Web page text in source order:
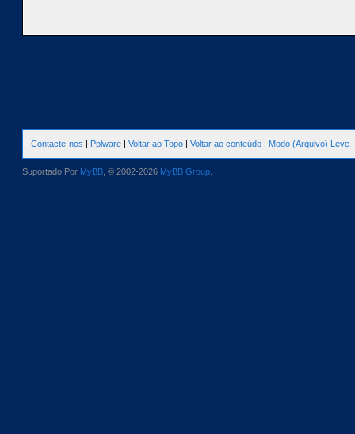
Contacte-nos | Pplware | Voltar ao Topo | Voltar ao conteúdo | Modo (Arquivo) Leve
Suportado Por MyBB , © 2002-2026 MyBB Group